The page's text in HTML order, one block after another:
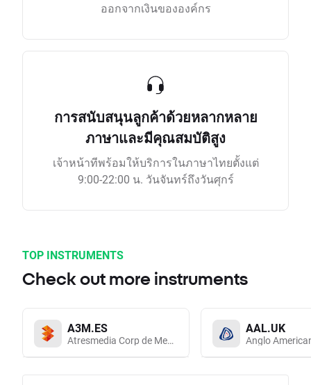
ออกจากเงินขององค์กร
การสนับสนุนลูกค้าด้วยหลากหลาย
ภาษาและมีคุณสมบัติสูง
เจ้าหน้าทีพร้อมให้บริการในภาษาไทยตั้งแต่
9:00-22:00 น. วันจันทร์ถึงวันศุกร์
TOP INSTRUMENTS
Check out more instruments
A3M.ES
Atresmedia Corp de Medios de Comunicacion SA
AAL.UK
Anglo